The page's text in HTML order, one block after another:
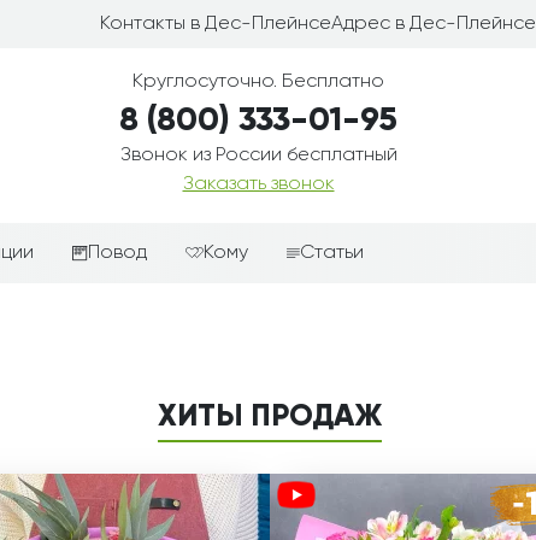
Контакты в Дес-ПлейнсеАдрес в Дес-Плейнсе
Круглосуточно. Бесплатно
8 (800) 333-01-95
Звонок из России бесплатный
Заказать звонок
корзины
корзины
Повод
День рождения
Любовь
Просто так
Кому
Мужчине
Папе
Статьи
ХИТЫ ПРОДАЖ